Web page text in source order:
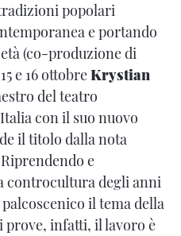
popolari
e portando
(co-produzione di
e 16 ottobreKrystian
del teatro
con il suo nuovo
il titolo dalla nota
e
controcultura degli anni
palcoscenico il tema della
infatti, il lavoro è